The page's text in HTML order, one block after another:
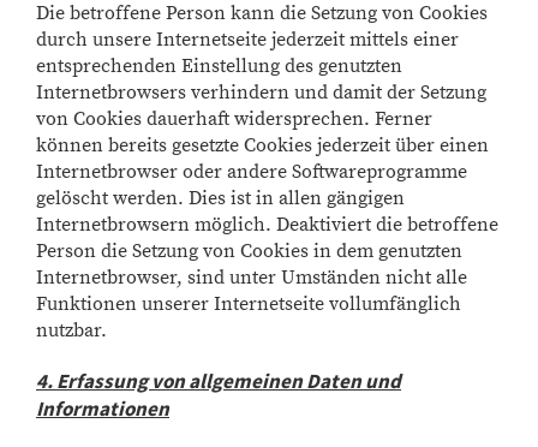
Die betroffene Person kann die Setzung von Cookies
durch unsere Internetseite jederzeit mittels einer
entsprechenden Einstellung des genutzten
Internetbrowsers verhindern und damit der Setzung
von Cookies dauerhaft widersprechen. Ferner
können bereits gesetzte Cookies jederzeit über einen
Internetbrowser oder andere Softwareprogramme
gelöscht werden. Dies ist in allen gängigen
Internetbrowsern möglich. Deaktiviert die betroffene
Person die Setzung von Cookies in dem genutzten
Internetbrowser, sind unter Umständen nicht alle
Funktionen unserer Internetseite vollumfänglich
nutzbar.
4. Erfassung von allgemeinen Daten und
Informationen